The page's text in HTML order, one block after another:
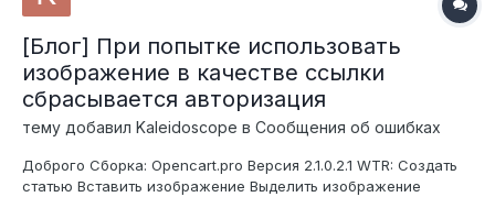
[Блог] При попытке использовать
изображение в качестве ссылки
сбрасывается авторизация
тему добавил Kaleidoscope в Сообщения об ошибках
Доброго Сборка: Opencart.pro Версия 2.1.0.2.1 WTR: Создать
статью Вставить изображение Выделить изображение